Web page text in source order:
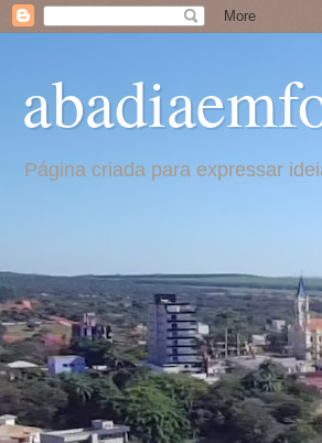
Página criada para expressar